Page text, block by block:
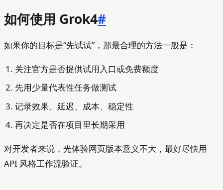
如何使用 Grok4#
如果你的目标是“先试试”，那最合理的方法一般是：
关注官方是否提供试用入口或免费额度
先用少量代表性任务做测试
记录效果、延迟、成本、稳定性
再决定是否在项目里长期采用
对开发者来说，光体验网页版本意义不大，最好尽快用
API 风格工作流验证。